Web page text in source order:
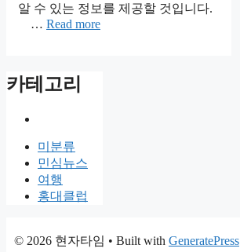
알 수 있는 정보를 제공할 것입니다.
… Read more
카테고리
미분류
민심뉴스
여행
홍대클럽
© 2026 현자타임 • Built with GeneratePress